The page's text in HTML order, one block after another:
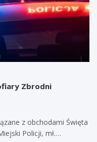
Zbrodni
z obchodami Święta
Policji, mł.…